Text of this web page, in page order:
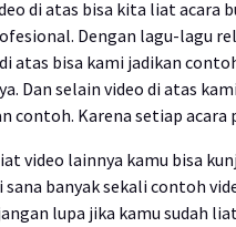
di atas bisa kita liat acara
Dengan lagu-lagu
atas bisa kami jadikan
Dan selain video di atas
contoh. Karena setiap
video lainnya kamu bisa
sana banyak sekali contoh
lupa jika kamu sudah